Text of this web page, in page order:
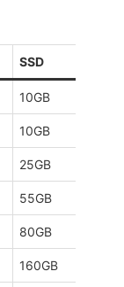
SSD
10GB
10GB
25GB
55GB
80GB
160GB